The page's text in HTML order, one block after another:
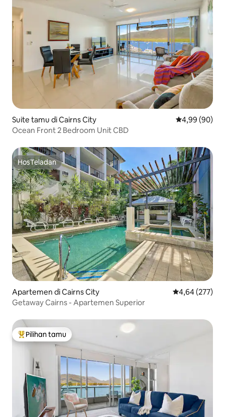
Suite tamu di Cairns City Nilai rata-rata
4,99 (90)
Ocean Front 2 Bedroom Unit CBD
HosTeladan
HosTeladan
Apartemen di Cairns City Nilai rata-rata
4,64 (277)
Getaway Cairns - Apartemen Superior
Pilihan tamu terpopuler
Pilihan tamu